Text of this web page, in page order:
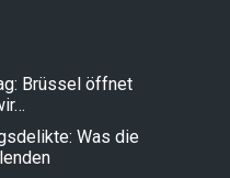
Brüssel öffnet
Was die